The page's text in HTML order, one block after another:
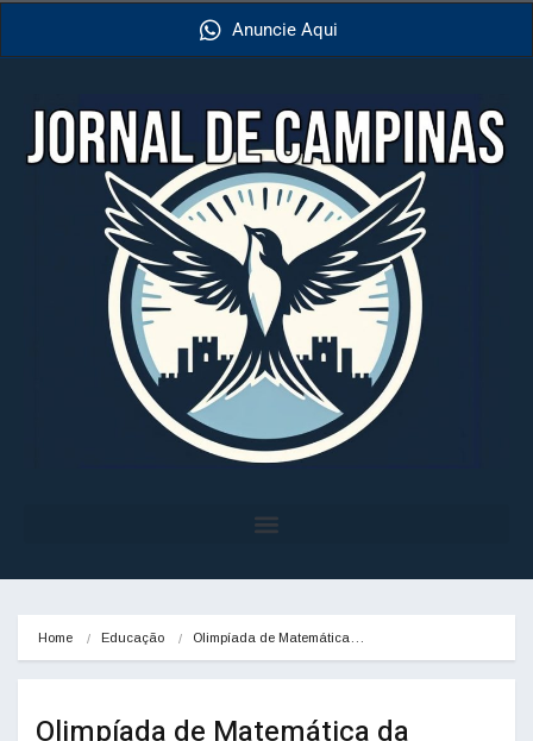
Anuncie Aqui
Home Educação Olimpíada de Matemática…
Olimpíada de Matemática da